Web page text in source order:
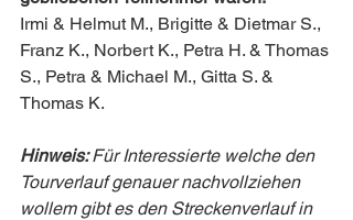
Irmi & Helmut M., Brigitte & Dietmar S.,
Franz K., Norbert K., Petra H. & Thomas
S., Petra & Michael M., Gitta S. &
Thomas K.
Hinweis: Für Interessierte welche den
Tourverlauf genauer nachvollziehen
wollem gibt es den Streckenverlauf in